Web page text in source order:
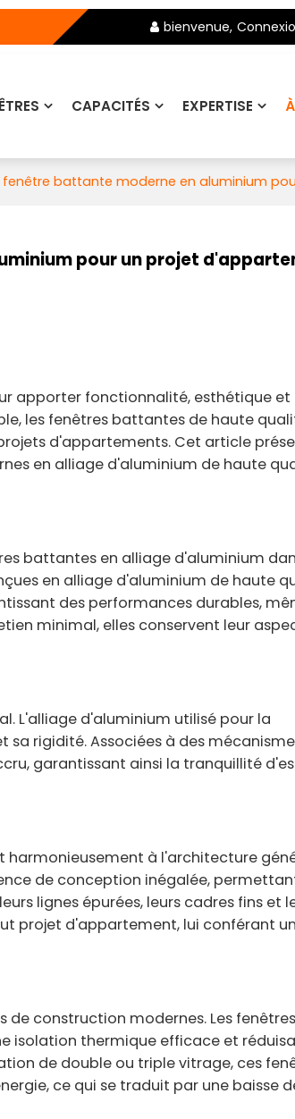
bienvenue,
CAPACITÉS EXPERTISE
battante moderne en aluminium
pour un projet
apporter fonctionnalité, esthétique et
les fenêtres battantes de haute
d'appartements. Cet article
en alliage d'aluminium de haute
battantes en alliage d'aluminium
en alliage d'aluminium de haute
des performances durables,
minimal, elles conservent leur
L'alliage d'aluminium utilisé pour la
rigidité. Associées à des
garantissant ainsi la tranquillité
harmonieusement à l'architecture
de conception inégalée,
lignes épurées, leurs cadres fins et
projet d'appartement, lui conférant
construction modernes. Les fenêtres
isolation thermique efficace et
de double ou triple vitrage, ces
ce qui se traduit par une baisse